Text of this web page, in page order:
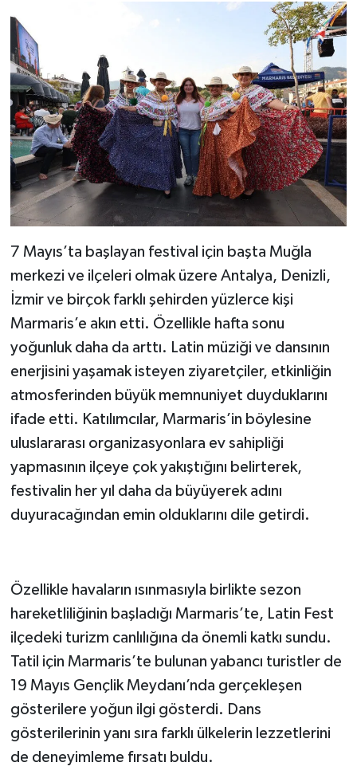
7 Mayıs’ta başlayan festival için başta Muğla
merkezi ve ilçeleri olmak üzere Antalya, Denizli,
İzmir ve birçok farklı şehirden yüzlerce kişi
Marmaris’e akın etti. Özellikle hafta sonu
yoğunluk daha da arttı. Latin müziği ve dansının
enerjisini yaşamak isteyen ziyaretçiler, etkinliğin
atmosferinden büyük memnuniyet duyduklarını
ifade etti. Katılımcılar, Marmaris’in böylesine
uluslararası organizasyonlara ev sahipliği
yapmasının ilçeye çok yakıştığını belirterek,
festivalin her yıl daha da büyüyerek adını
duyuracağından emin olduklarını dile getirdi.
Özellikle havaların ısınmasıyla birlikte sezon
hareketliliğinin başladığı Marmaris’te, Latin Fest
ilçedeki turizm canlılığına da önemli katkı sundu.
Tatil için Marmaris’te bulunan yabancı turistler de
19 Mayıs Gençlik Meydanı’nda gerçekleşen
gösterilere yoğun ilgi gösterdi. Dans
gösterilerinin yanı sıra farklı ülkelerin lezzetlerini
de deneyimleme fırsatı buldu.